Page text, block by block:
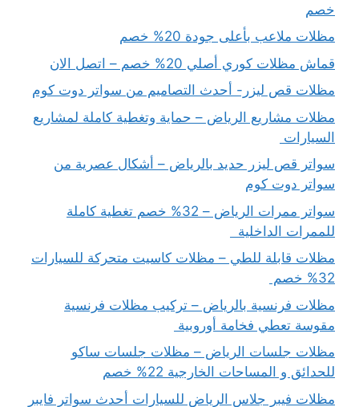
خصم
مظلات ملاعب بأعلى جودة 20% خصم
قماش مظلات كوري أصلي 20% خصم – اتصل الان
مظلات قص ليزر- أحدث التصاميم من سواتر دوت كوم
مظلات مشاريع الرياض – حماية وتغطية كاملة لمشاريع
السيارات
سواتر قص ليزر حديد بالرياض – أشكال عصرية من
سواتر دوت كوم
سواتر ممرات الرياض – 32% خصم تغطية كاملة
للممرات الداخلية
مظلات قابلة للطي – مظلات كاسيت متحركة للسيارات
32% خصم
مظلات فرنسية بالرياض – تركيب مظلات فرنسية
مقوسة تعطي فخامة أوروبية
مظلات جلسات الرياض – مظلات جلسات ساكو
للحدائق و المساحات الخارجية 22% خصم
مظلات فيبر جلاس الرياض للسيارات أحدث سواتر فايبر